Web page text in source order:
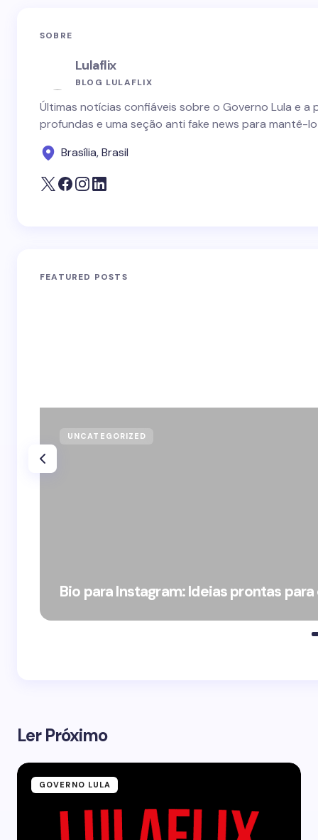
SOBRE
Lulaflix
BLOG LULAFLIX
Últimas notícias confiáveis sobre o Governo Lula e
profundas e uma seção anti fake news para mantê-
Brasília, Brasil
FEATURED POSTS
UNCATEGORIZED
Bio para Instagram: Ideias prontas
Ler Próximo
GOVERNO LULA